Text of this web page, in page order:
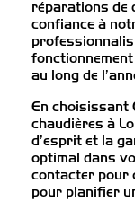
réparations de
confiance à
au long de
En choisissant
chaudières à
d’esprit et la
optimal dans
contacter pour
pour planifier